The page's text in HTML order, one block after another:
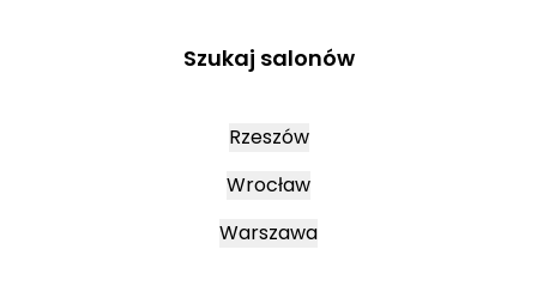
Szukaj salonów
Rzeszów
Wrocław
Warszawa